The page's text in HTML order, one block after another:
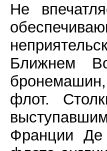
Не
Ближнем
флот.
Франции Де